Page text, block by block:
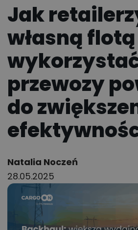
Jak
własną
przewozy
do
Author:
Natalia Noczeń
28.05.2025